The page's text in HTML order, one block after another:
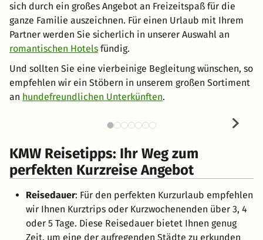
sich durch ein großes Angebot an Freizeitspaß für die
ganze Familie auszeichnen. Für einen Urlaub mit Ihrem
Partner werden Sie sicherlich in unserer Auswahl an
romantischen Hotels fündig.
Und sollten Sie eine vierbeinige Begleitung wünschen, so
empfehlen wir ein Stöbern in unserem großen Sortiment
an hundefreundlichen Unterkünften.
KMW Reisetipps: Ihr Weg zum
perfekten Kurzreise Angebot
Reisedauer: Für den perfekten Kurzurlaub empfehlen
wir Ihnen Kurztrips oder Kurzwochenenden über 3, 4
oder 5 Tage. Diese Reisedauer bietet Ihnen genug
Zeit, um eine der aufregenden Städte zu erkunden